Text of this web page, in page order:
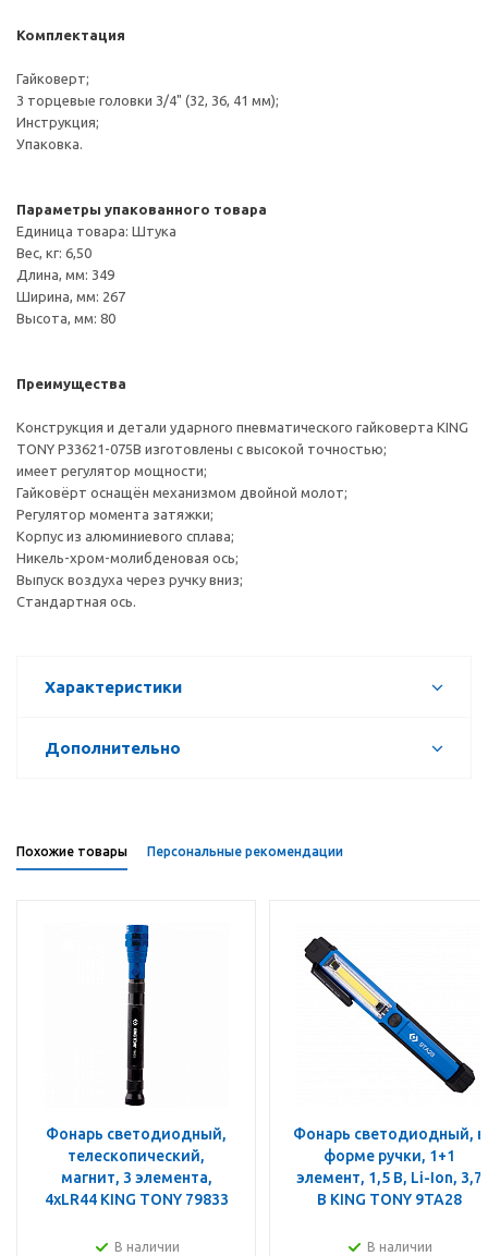
Комплектация
Гайковерт;
3 торцевые головки 3/4" (32, 36, 41 мм);
Инструкция;
Упаковка.
Параметры упакованного товара
Единица товара: Штука
Вес, кг: 6,50
Длина, мм: 349
Ширина, мм: 267
Высота, мм: 80
Преимущества
Конструкция и детали ударного пневматического гайковерта KING
TONY P33621-075B изготовлены с высокой точностью;
имеет регулятор мощности;
Гайковёрт оснащён механизмом двойной молот;
Регулятор момента затяжки;
Корпус из алюминиевого сплава;
Никель-хром-молибденовая ось;
Выпуск воздуха через ручку вниз;
Стандартная ось.
Характеристики
Дополнительно
Похожие товары Персональные рекомендации
Фонарь светодиодный,
телескопический,
магнит, 3 элемента,
4хLR44 KING TONY 79833
В наличии
Фонарь светодиодный, в
форме ручки, 1+1
элемент, 1,5 В, Li-Ion, 3,7
В KING TONY 9TA28
В наличии